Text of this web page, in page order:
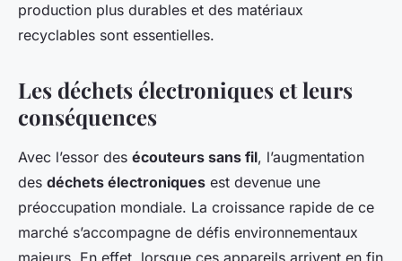
production plus durables et des matériaux
recyclables sont essentielles.
Les déchets électroniques et leurs
conséquences
Avec l’essor des écouteurs sans fil, l’augmentation
des déchets électroniques est devenue une
préoccupation mondiale. La croissance rapide de ce
marché s’accompagne de défis environnementaux